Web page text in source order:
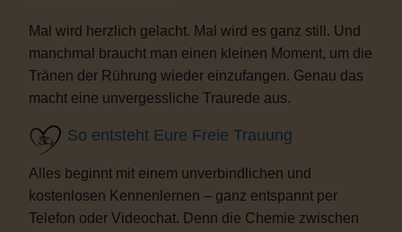
Mal wird herzlich gelacht. Mal wird es ganz still. Und
manchmal braucht man einen kleinen Moment, um die
Tränen der Rührung wieder einzufangen. Genau das
macht eine unvergessliche Traurede aus.
So entsteht Eure Freie Trauung
Alles beginnt mit einem unverbindlichen und
kostenlosen Kennenlernen – ganz entspannt per
Telefon oder Videochat. Denn die Chemie zwischen